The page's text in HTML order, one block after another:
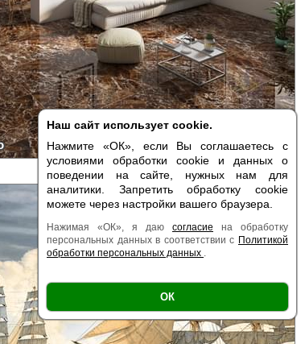
Наш сайт использует cookie.
Нажмите «ОК», если Вы соглашаетесь с
условиями обработки cookie и данных о
поведении на сайте, нужных нам для
аналитики. Запретить обработку cookie
можете через настройки вашего браузера.
Нажимая «ОК», я даю согласие на обработку
персональных данных в соответствии с Политикой
обработки персональных данных .
ОК
от2875р/м²